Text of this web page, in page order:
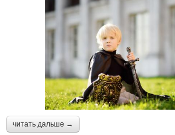
читать дальше →